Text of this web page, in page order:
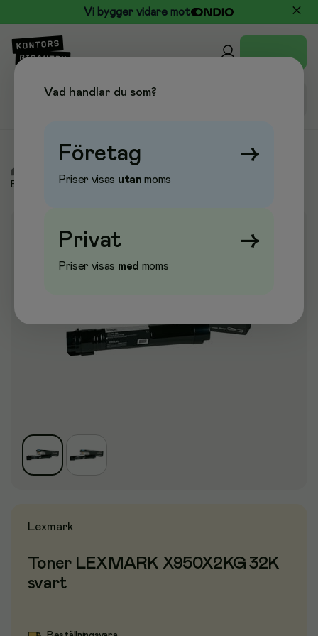
Vi bygger vidare mot
Bläckpatroner
Lexmark
Toner LEXMARK X950X2KG 32K
svart
Vad handlar du som?
Företag →
Priser visas utan moms
Privat →
Priser visas med moms